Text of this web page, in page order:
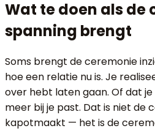
Wat te doen als de
spanning brengt
Soms brengt de ceremonie
hoe een relatie nu is. Je
over hebt laten gaan. Of dat
meer bij je past. Dat is niet de
kapotmaakt — het is de